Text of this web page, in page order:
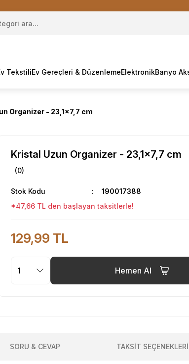
TekstiliEv Gereçleri & DüzenlemeElektronikBanyo
Organizer - 23,1x7,7 cm
Kristal Uzun Organizer - 23,1x7,7 cm
(0)
Stok Kodu
190017388
*47,66 TL den başlayan taksitlerle!
129,99 TL
Hemen Al
SORU & CEVAP TAKSİT SEÇENEKLERİ